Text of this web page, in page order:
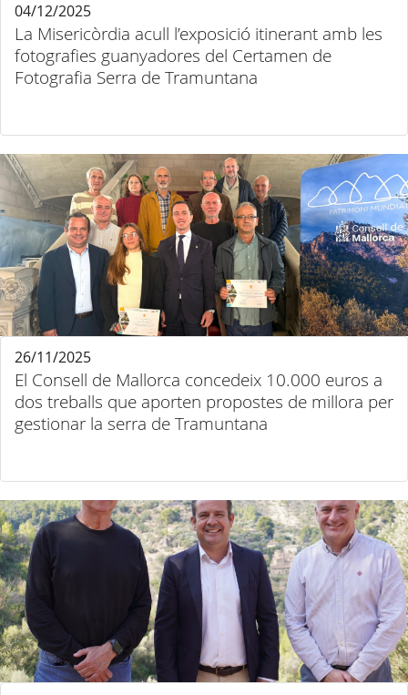
La Misericòrdia acull l’exposició itinerant amb les
fotografies guanyadores del Certamen de
Fotografia Serra de Tramuntana
04/12/2025
El Consell de Mallorca concedeix 10.000 euros a
dos treballs que aporten propostes de millora per
gestionar la serra de Tramuntana
26/11/2025